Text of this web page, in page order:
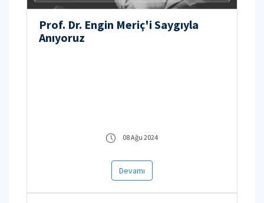
Prof. Dr. Engin Meriç'i Saygıyla
Anıyoruz
08 Ağu 2024
Devamı